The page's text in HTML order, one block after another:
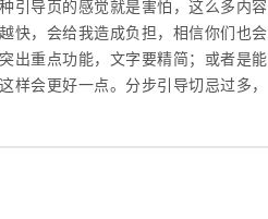
引导页的感觉就是害怕，这么多内容
快，会给我造成负担，相信你们也会
出重点功能，文字要精简；或者是能
样会更好一点。分步引导切忌过多，